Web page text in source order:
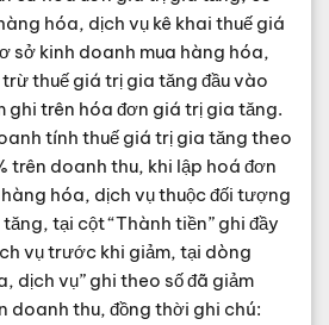
hóa, dịch vụ kê khai thuế giá
sở kinh doanh mua hàng hóa,
trừ thuế giá trị gia tăng đầu vào
ghi trên hóa đơn giá trị gia tăng.
tính thuế giá trị gia tăng theo
trên doanh thu, khi lập hoá đơn
hóa, dịch vụ thuộc đối tượng
tại cột “Thành tiền” ghi đầy
vụ trước khi giảm, tại dòng
dịch vụ” ghi theo số đã giảm
doanh thu, đồng thời ghi chú: